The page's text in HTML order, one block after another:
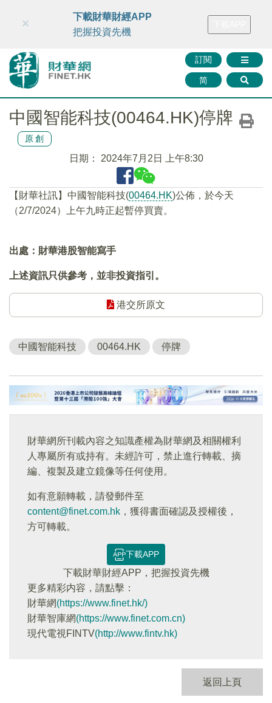
財華智庫網 FINTV FINMETA 財華證券 媒體矩陣
訂閱
简
×
下載財華財經APP
把握投資先機
中國智能科技(00464.HK)停牌
原創
日期： 2024年7月2日 上午8:30
【財華社訊】中國智能科技(00464.HK)公佈，於今天
（2/7/2024）上午九時正起暫停買賣。
出處：財華港股智能寫手
上述資訊只供參考，並非投資指引。
港交所原文
中國智能科技 00464.HK 停牌
財華網所刊載內容之知識產權為財華網及相關權利
人專屬所有或持有。未經許可，禁止進行轉載、摘
編、複製及建立鏡像等任何使用。
如有意願轉載，請發郵件至
content@finet.com.hk ，獲得書面確認及授權後，
方可轉載。
下載APP
下載財華財經APP，把握投資先機
更多精彩内容，請點擊：
財華網(https://www.finet.hk/)
財華智庫網(https://www.finet.com.cn)
現代電視FINTV(http://www.fintv.hk)
返回上頁